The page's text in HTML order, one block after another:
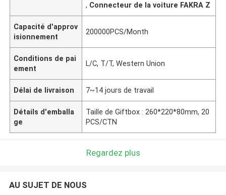
, Connecteur de la voiture FAKRA Z
Capacité d'approv
isionnement
200000PCS/Month
Conditions de pai
ement
L/C, T/T, Western Union
Délai de livraison 7~14 jours de travail
Détails d'emballa
ge
Taille de Giftbox : 260*220*80mm, 20
PCS/CTN
Regardez plus
AU SUJET DE NOUS